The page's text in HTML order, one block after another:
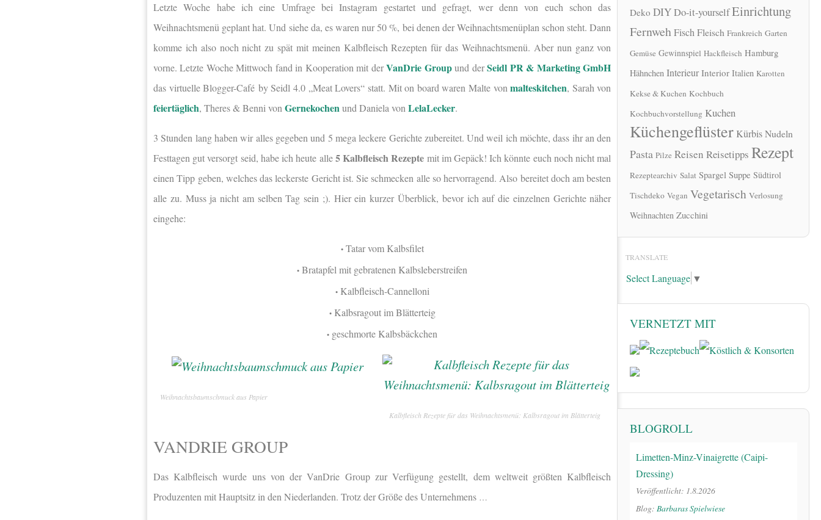
Letzte Woche habe ich eine Umfrage bei Instagram gestartet und gefragt, wer denn von euch schon das
Weihnachtsmenü geplant hat. Und siehe da, es waren nur 50 %, bei denen der Weihnachtsmenüplan schon steht. Dann
komme ich also noch nicht zu spät mit meinen Kalbfleisch Rezepten für das Weihnachtsmenü. Aber nun ganz von
vorne. Letzte Woche Mittwoch fand in Kooperation mit derVanDrie Groupund derSeidl PR & Marketing GmbH
das virtuelle Blogger-Café by Seidl 4.0 „Meat Lovers“ statt. Mit on board waren Malte vonmalteskitchen, Sarah von
feiertäglich, Theres & Benni von Gernekochenund Daniela von LelaLecker.
3 Stunden lang haben wir alles gegeben und 5 mega leckere Gerichte zubereitet. Und weil ich möchte, dass ihr an den
Festtagen gut versorgt seid, habe ich heute alle5 Kalbfleisch Rezepte mit im Gepäck!Ich könnte euch noch nicht mal
einen Tipp geben, welches das leckerste Gericht ist. Sie schmecken alle so hervorragend. Also bereitet doch am besten
alle zu. Muss ja nicht am selben Tag sein ;). Hier ein kurzer Überblick, bevor ich auf die einzelnen Gerichte näher
eingehe:
•Tatar vom Kalbsfilet
• Bratapfel mit gebratenen Kalbsleberstreifen
•Kalbfleisch-Cannelloni
•Kalbsragout im Blätterteig
• geschmorte Kalbsbäckchen
Weihnachtsbaumschmuck aus Papier
Kalbfleisch Rezepte für das Weihnachtsmenü: Kalbsragout im Blätterteig
VANDRIE GROUP
Das Kalbfleisch wurde uns von der VanDrie Group zur Verfügung gestellt, dem weltweit größten Kalbfleisch
Produzenten mit Hauptsitz in den Niederlanden. Trotz der Größe des Unternehmens …
Deko DIYDo-it-yourselfEinrichtung
FernwehFischFleisch Frankreich Garten
Gemüse Gewinnspiel Hackfleisch Hamburg
Hähnchen Interieur Interior Italien Karotten
Kekse & Kuchen Kochbuch
Kochbuchvorstellung Kuchen
Küchengeflüster KürbisNudeln
Pasta Pilze Reisen Reisetipps Rezept
Rezeptearchiv Salat Spargel Suppe Südtirol
Tischdeko Vegan Vegetarisch Verlosung
Weihnachten Zucchini
TRANSLATE
Select Language ▼
VERNETZT MIT
BLOGROLL
Limetten-Minz-Vinaigrette (Caipi-
Dressing)
Veröffentlicht: 1.8.2026
Blog: Barbaras Spielwiese